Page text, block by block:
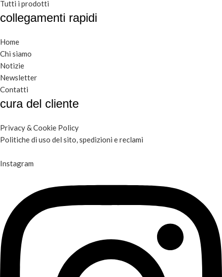
Tutti i prodotti
collegamenti rapidi
Home
Chi siamo
Notizie
Newsletter
Contatti
cura del cliente
Privacy & Cookie Policy
Politiche di uso del sito, spedizioni e reclami
Instagram